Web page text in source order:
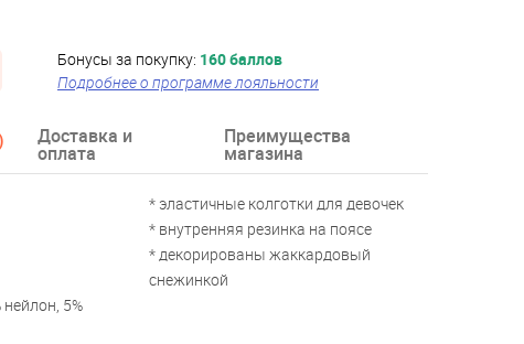
Бонусы за покупку: 160 баллов
Подробнее о программе лояльности
Доставка и
оплата
Преимущества
магазина
нейлон, 5%
* эластичные колготки для девочек
* внутренняя резинка на поясе
* декорированы жаккардовый
снежинкой